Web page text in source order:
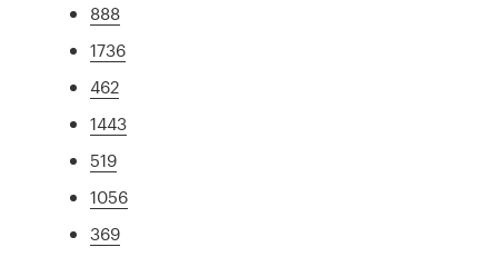
888
1736
462
1443
519
1056
369